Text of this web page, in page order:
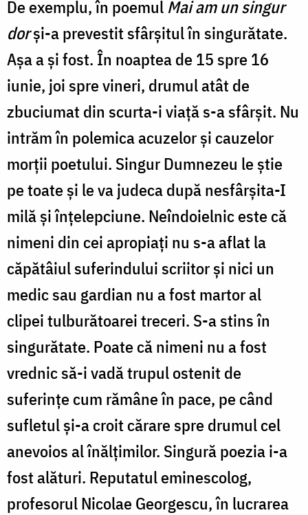
De exemplu, în poemul Mai am un singur
dorși-a prevestit sfârșitul în singurătate.
Așa a și fost. În noaptea de 15 spre 16
iunie, joi spre vineri, drumul atât de
zbuciumat din scurta-i viață s-a sfârșit. Nu
intrăm în polemica acuzelor și cauzelor
morții poetului. Singur Dumnezeu le știe
pe toate și le va judeca după nesfârșita-I
milă și înțelepciune. Neîndoielnic este că
nimeni din cei apropiați nu s-a aflat la
căpătâiul suferindului scriitor și nici un
medic sau gardian nu a fost martor al
clipei tulburătoarei treceri. S-a stins în
singurătate. Poate că nimeni nu a fost
vrednic să-i vadă trupul ostenit de
suferințe cum rămâne în pace, pe când
sufletul și-a croit cărare spre drumul cel
anevoios al înălțimilor. Singură poezia i-a
fost alături. Reputatul eminescolog,
profesorul Nicolae Georgescu, în lucrarea